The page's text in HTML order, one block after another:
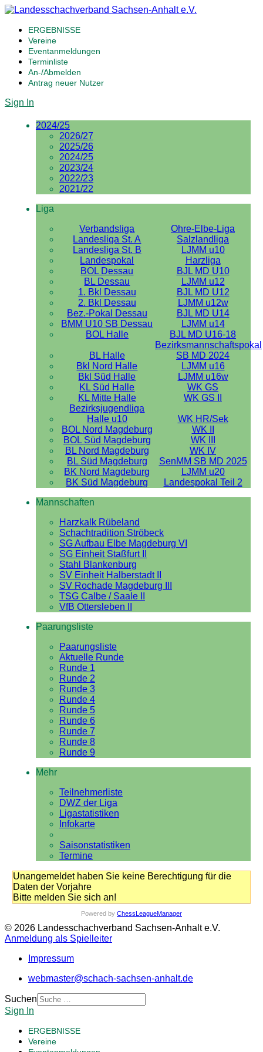
ERGEBNISSE
Vereine
Eventanmeldungen
Terminliste
An-/Abmelden
Antrag neuer Nutzer
Sign In
2024/25
2026/27
2025/26
2024/25
2023/24
2022/23
2021/22
Liga
Verbandsliga
Ohre-Elbe-Liga
Landesliga St. A
Salzlandliga
Landesliga St. B
LJMM u10
Landespokal
Harzliga
BOL Dessau
BJL MD U10
BL Dessau
LJMM u12
1. Bkl Dessau
BJL MD U12
2. Bkl Dessau
LJMM u12w
Bez.-Pokal Dessau
BJL MD U14
BMM U10 SB Dessau
LJMM u14
BOL Halle
BJL MD U16-18
BL Halle
Bezirksmannschaftspokal
SB MD 2024
Bkl Nord Halle
LJMM u16
Bkl Süd Halle
LJMM u16w
KL Süd Halle
WK GS
KL Mitte Halle
WK GS II
Bezirksjugendliga
Halle u10
WK HR/Sek
BOL Nord Magdeburg
WK II
BOL Süd Magdeburg
WK III
BL Nord Magdeburg
WK IV
BL Süd Magdeburg
SenMM SB MD 2025
BK Nord Magdeburg
LJMM u20
BK Süd Magdeburg
Landespokal Teil 2
Mannschaften
Harzkalk Rübeland
Schachtradition Ströbeck
SG Aufbau Elbe Magdeburg VI
SG Einheit Staßfurt II
Stahl Blankenburg
SV Einheit Halberstadt II
SV Rochade Magdeburg III
TSG Calbe / Saale II
VfB Ottersleben II
Paarungsliste
Paarungsliste
Aktuelle Runde
Runde 1
Runde 2
Runde 3
Runde 4
Runde 5
Runde 6
Runde 7
Runde 8
Runde 9
Mehr
Teilnehmerliste
DWZ der Liga
Ligastatistiken
Infokarte
Saisonstatistiken
Termine
Unangemeldet haben Sie keine Berechtigung für die
Daten der Vorjahre
Bitte melden Sie sich an!
Powered by ChessLeagueManager
© 2026 Landesschachverband Sachsen-Anhalt e.V.
Anmeldung als Spielleiter
Impressum
webmaster@schach-sachsen-anhalt.de
Suchen
Sign In
ERGEBNISSE
Vereine